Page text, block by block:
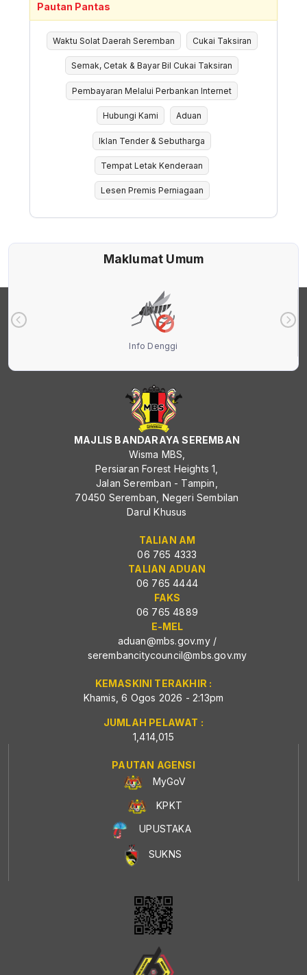
Pautan Pantas
Waktu Solat Daerah Seremban Cukai Taksiran
Semak, Cetak & Bayar Bil Cukai Taksiran
Pembayaran Melalui Perbankan Internet
Hubungi Kami Aduan
Iklan Tender & Sebutharga
Tempat Letak Kenderaan
Lesen Premis Perniagaan
Maklumat Umum
Info Denggi
MAJLIS BANDARAYA SEREMBAN
Wisma MBS,
Persiaran Forest Heights 1,
Jalan Seremban - Tampin,
70450 Seremban, Negeri Sembilan
Darul Khusus
TALIAN AM
06 765 4333
TALIAN ADUAN
06 765 4444
FAKS
06 765 4889
E-MEL
aduan@mbs.gov.my/
serembancitycouncil@mbs.gov.my
KEMASKINI TERAKHIR :
Khamis, 6 Ogos 2026 - 2:13pm
JUMLAH PELAWAT :
1,414,015
PAUTAN AGENSI
MyGoV
KPKT
UPUSTAKA
SUKNS